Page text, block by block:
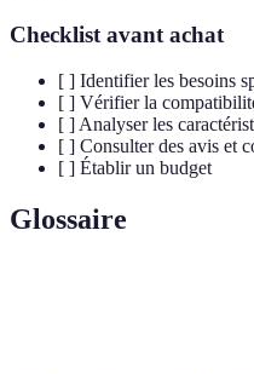
Checklist avant achat
[ ] Identifier les besoins
[ ] Vérifier la
[ ] Analyser les
[ ] Consulter des avis et
[ ] Établir un budget
Glossaire